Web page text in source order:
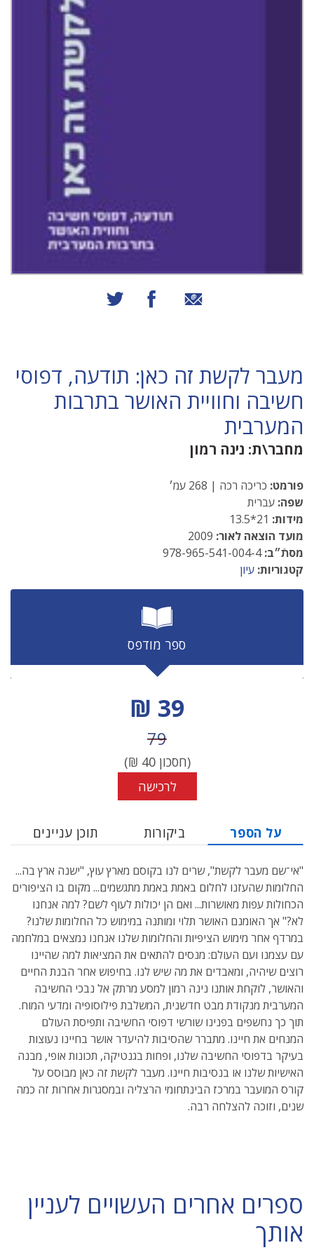
שיתוף באמצעות אימייל
שיתוף בפייסבוק
מעבר לקשת זה כאן: תודעה, דפוסי
חשיבה וחוויית האושר בתרבות
המערבית
מחבר\ת: נינה רמון
פורמט: כריכה רכה | 268 עמ׳
שפה: עברית
מידות:
מועד הוצאה לאור:
מסתֿ״ב:978-965-541-004-4
קטגוריות: עיון
ספר מודפס
מחיר הנחה
39 ₪
מחיר לפני הנחה
79
(חסכון40
₪)
לרכישה
על הספר ביקורות תוכן עניינים
"אי־שם מעבר לקשת", שרים לנו בקוסם מארץ עוץ, "ישנה ארץ בה...
החלומות שהעזנו לחלום באמת באמת מתגשמים... מקום בו הציפורים
הכחולות עפות מאושרות... ואם הן יכולות לעוף לשם? למה אנחנו
לא?" אך האומנם האושר תלוי ומותנה במימוש כל החלומות שלנו?
במרדף אחר מימוש הציפיות והחלומות שלנו אנחנו נמצאים במלחמה
עם עצמנו ועם העולם: מנסים להתאים את המציאות למה שהיינו
רוצים שיהיה, ומאבדים את מה שיש לנו. בחיפוש אחר הבנת החיים
והאושר, לוקחת אותנו נינה רמון למסע מרתק אל נבכי החשיבה
המערבית מנקודת מבט חדשנית, המשלבת פילוסופיה ומדעי המוח.
תוך כך נחשפים בפנינו שורשי דפוסי החשיבה ותפיסת העולם
המנחים את חיינו. מתברר שהסיבות להיעדר אושר בחיינו נעוצות
בעיקר בדפוסי החשיבה שלנו, ופחות בגנטיקה, תכונות אופי, מבנה
האישיות שלנו או בנסיבות חיינו. מעבר לקשת זה כאן מבוסס על
קורס המועבר במרכז הבינתחומי הרצליה ובמסגרות אחרות זה כמה
שנים, וזוכה להצלחה רבה.
ספרים אחרים העשויים לעניין
אותך